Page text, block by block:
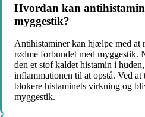
Hvordan kan
myggestik?
Antihistaminer kan hjælpe med at
rødme forbundet med myggestik.
den et stof kaldet histamin i
inflammationen til at opstå. Ved at
blokere histaminets virkning og
myggestik.